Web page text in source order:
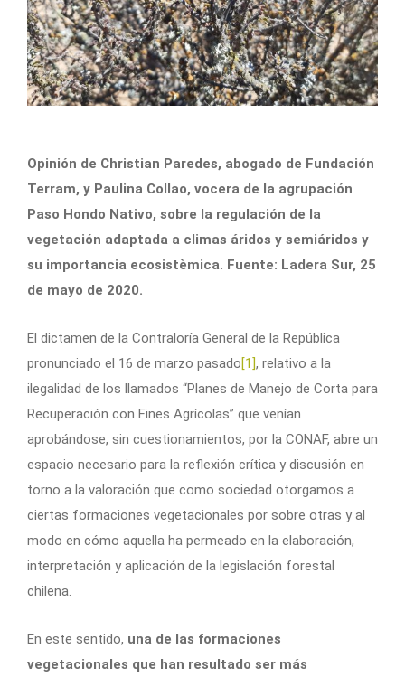
Opinión de Christian Paredes, abogado de Fundación
Terram, y Paulina Collao, vocera de la agrupación
Paso Hondo Nativo, sobre la regulación de la
vegetación adaptada a climas áridos y semiáridos y
su importancia ecosistèmica. Fuente: Ladera Sur, 25
de mayo de 2020.
El dictamen de la Contraloría General de la República
pronunciado el 16 de marzo pasado[1], relativo a la
ilegalidad de los llamados “Planes de Manejo de Corta para
Recuperación con Fines Agrícolas” que venían
aprobándose, sin cuestionamientos, por la CONAF, abre un
espacio necesario para la reflexión crítica y discusión en
torno a la valoración que como sociedad otorgamos a
ciertas formaciones vegetacionales por sobre otras y al
modo en cómo aquella ha permeado en la elaboración,
interpretación y aplicación de la legislación forestal
chilena.
En este sentido, una de las formaciones
vegetacionales que han resultado ser más